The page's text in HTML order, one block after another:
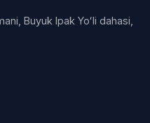
Buyuk Ipak Yoʻli dahasi,